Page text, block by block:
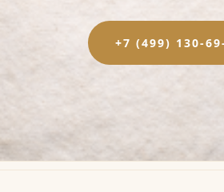
+7 (499) 130-